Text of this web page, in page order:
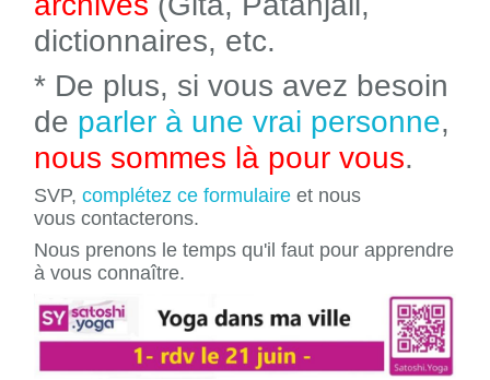
dictionnaires, etc.
* De plus, si vous avez besoin
de parler à une vrai personne,
nous sommes là pour vous.
SVP, complétez ce formulaire et nous
vous contacterons.
Nous prenons le temps qu'il faut pour apprendre
à vous connaître.